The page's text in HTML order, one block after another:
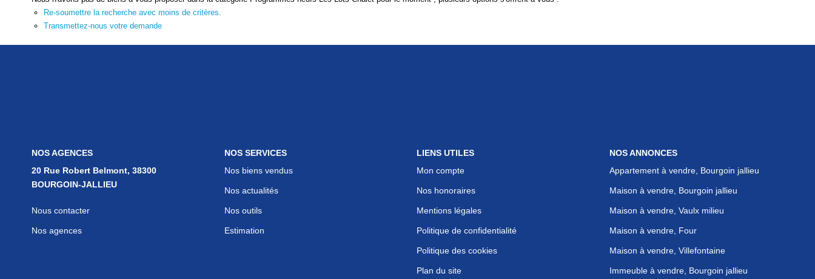
Re-soumettre la recherche avec moins de critères.
Transmettez-nous votre demande
NOS AGENCES
20 Rue Robert Belmont, 38300
BOURGOIN-JALLIEU
Nous contacter
Nos agences
NOS SERVICES
Nos biens vendus
Nos actualités
Nos outils
Estimation
LIENS UTILES
Mon compte
Nos honoraires
Mentions légales
Politique de confidentialité
Politique des cookies
Plan du site
NOS ANNONCES
Appartement à vendre, Bourgoin jallieu
Maison à vendre, Bourgoin jallieu
Maison à vendre, Vaulx milieu
Maison à vendre, Four
Maison à vendre, Villefontaine
Immeuble à vendre, Bourgoin jallieu